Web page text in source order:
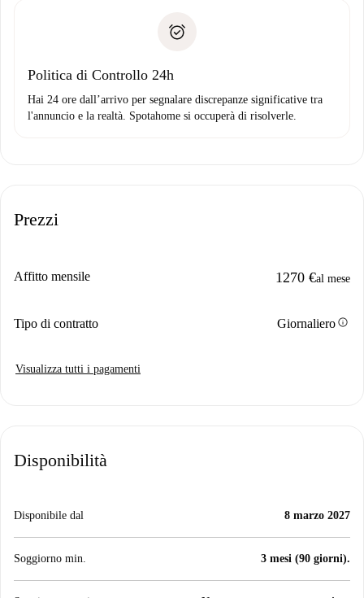
Domiciliazione del pagamento
solo se non segnali problemi.
Politica di Controllo 24h
Hai 24 ore dall’arrivo per segnalare discrepanze significative tra
l'annuncio e la realtà. Spotahome si occuperà di risolverle.
Prezzi
Affitto mensile 1270 €al mese
Tipo di contratto Giornalieroinfo
Visualizza tutti i pagamenti
Disponibilità
Disponibile dal 8 marzo 2027
Soggiorno min. 3 mesi (90 giorni).